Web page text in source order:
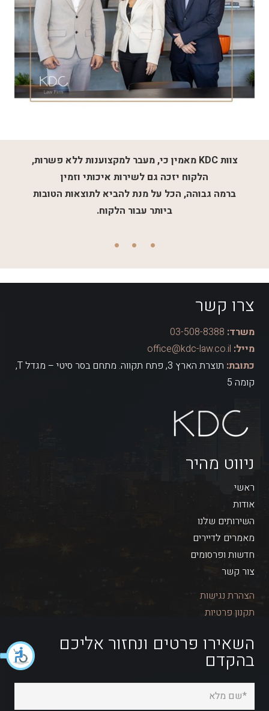
צוות KDC מאמין כי, מעבר למקצוענות ללא פשרות,
הלקוח יזכה גם לשירות איכותי וזמין
ברמה גבוהה, הכל על מנת להביא לתוצאות הטובות
ביותר עבור הלקוח.
צרו קשר
משרד: 03-508-8388
מייל: office@kdc-law.co.il
כתובת:
תוצרת הארץ 3, פתח תקווה. מתחם בסר סיטי – מגדל T,
קומה 5
ניווט מהיר
ראשי
אודות
השירותים שלנו
מאמרים לדיירים
חדשות ופרסומים
צור קשר
הצהרת נגישות
תקנון פרטיות
השאירו פרטים ונחזור אליכם
בהקדם